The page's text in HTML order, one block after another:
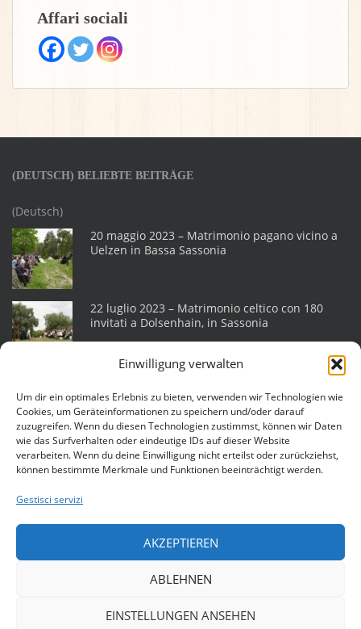
Einwilligung verwalten
Um dir ein optimales Erlebnis zu bieten, verwenden wir Technologien wie
Cookies, um Geräteinformationen zu speichern und/oder darauf
zuzugreifen. Wenn du diesen Technologien zustimmst, können wir Daten
wie das Surfverhalten oder eindeutige IDs auf dieser Website
verarbeiten. Wenn du deine Einwilligung nicht erteilst oder zurückziehst,
können bestimmte Merkmale und Funktionen beeinträchtigt werden.
Gestisci servizi
AKZEPTIEREN
ABLEHNEN
EINSTELLUNGEN ANSEHEN
Affari sociali
(DEUTSCH) BELIEBTE BEITRÄGE
(Deutsch)
20 maggio 2023 – Matrimonio pagano vicino a
Uelzen in Bassa Sassonia
22 luglio 2023 – Matrimonio celtico con 180
invitati a Dolsenhain, in Sassonia
Helmsdorf, in Sassonia
Matrimonio pagano il 25. Luglio 2015 sul
castello Katlenburg
Matrimonio pagano il 11. Luglio 2015 a